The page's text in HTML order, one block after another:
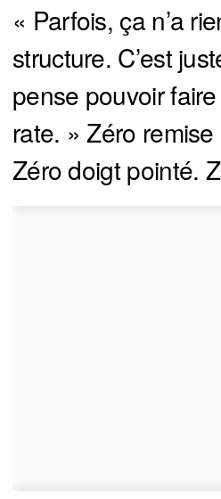
« Parfois, ça n’a
structure. C’est
pense pouvoir
rate. » Zéro
Zéro doigt pointé.